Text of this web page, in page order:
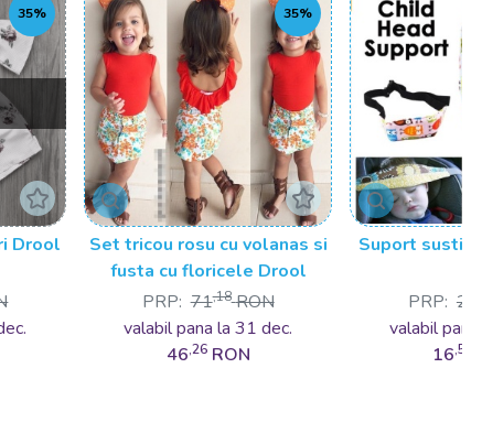
35%
Drool
35%
Set tricou rosu cu volanas si
fusta cu floricele Drool
PRP: 71,18 RON
valabil pana la 31 dec.
46,26 RON
Suport
PRP: 25
valabil
16,52